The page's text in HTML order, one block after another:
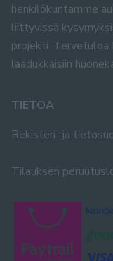
henkilökuntamme
liittyvissä
projekti.
laadukkaisiin
TIETOA
Rekisteri- ja
Tilauksen